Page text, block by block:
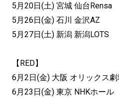
5月20日(土) 宮城 仙台Rensa
5月26日(金) 石川 金沢AZ
5月27日(土) 新潟 新潟LOTS
【RED】
6月2日(金) 大阪 オリックス
6月23日(金) 東京 NHKホール